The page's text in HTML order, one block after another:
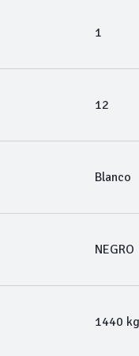
1
12
Blanco
NEGRO
1440 kg